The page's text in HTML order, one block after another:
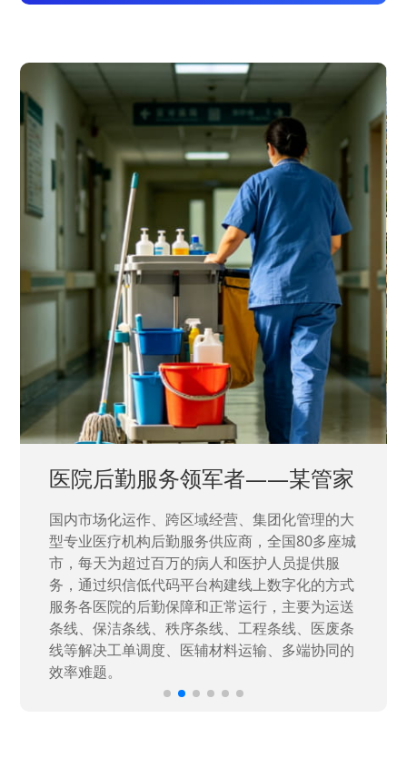
医院后勤服务领军者——某管家
国内市场化运作、跨区域经营、集团化管理的大
型专业医疗机构后勤服务供应商，全国80多座城
市，每天为超过百万的病人和医护人员提供服
务，通过织信低代码平台构建线上数字化的方式
服务各医院的后勤保障和正常运行，主要为运送
条线、保洁条线、秩序条线、工程条线、医废条
线等解决工单调度、医辅材料运输、多端协同的
效率难题。